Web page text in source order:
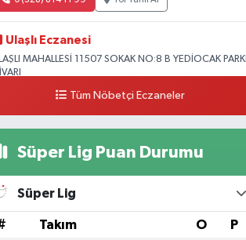
Ulaşlı Eczanesi
MAHALLESİ 11507 SOKAK NO:8 B YEDİOCAK PARKI
0 (546) 158 81 80 Yol Tarifi Al
Tüm Nöbetçi Eczaneler
Süper Lig Puan Durumu
Süper Lig
Takım O P